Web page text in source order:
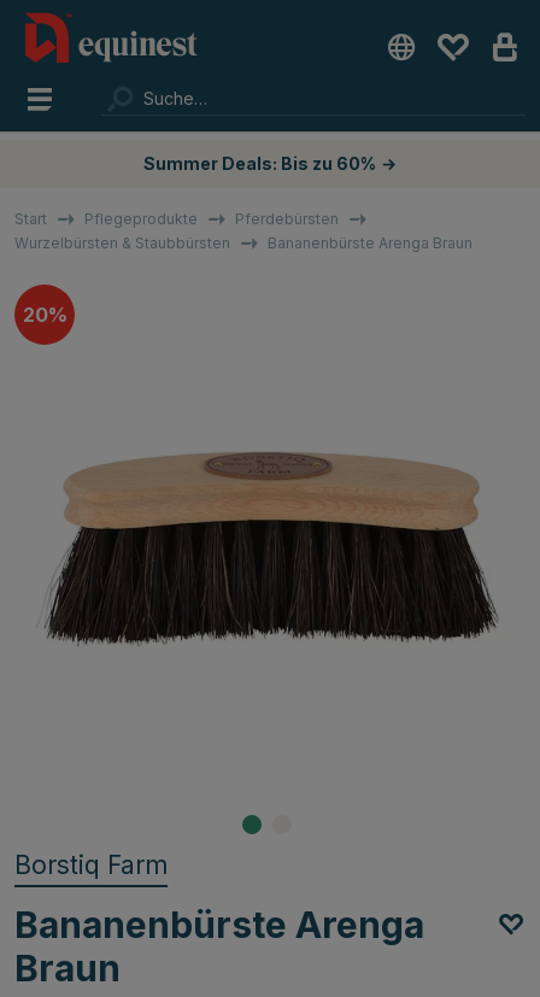
Summer Deals: Bis zu 60% →
Start Pflegeprodukte
Pferdebürsten
Wurzelbürsten & Staubbürsten
Bananenbürste Arenga Braun
20
Borstiq Farm
Bananenbürste Arenga
Braun